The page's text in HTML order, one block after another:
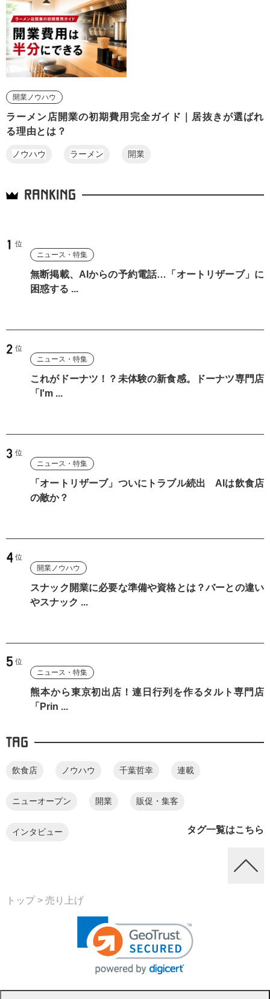
開業ノウハウ
ラーメン店開業の初期費用完全ガイド｜居抜きが選ばれ
る理由とは？
ノウハウ ラーメン 開業
RANKING
ニュース・特集
無断掲載、AIからの予約電話…「オートリザーブ」に
困惑する ...
ニュース・特集
これがドーナツ！？未体験の新食感。ドーナツ専門店
「I'm ...
ニュース・特集
「オートリザーブ」ついにトラブル続出 AIは飲食店
の敵か？
開業ノウハウ
スナック開業に必要な準備や資格とは？バーとの違い
やスナック ...
ニュース・特集
熊本から東京初出店！連日行列を作るタルト専門店
「Prin ...
TAG
飲食店 ノウハウ 千葉哲幸 連載
ニューオープン 開業 販促・集客
インタビュー タグ一覧はこちら
トップ> 売り上げ